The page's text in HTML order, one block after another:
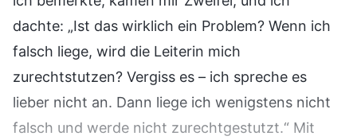
dachte: „Ist das wirklich ein Problem? Wenn ich
falsch liege, wird die Leiterin mich
zurechtstutzen? Vergiss es – ich spreche es
lieber nicht an. Dann liege ich wenigstens nicht
falsch und werde nicht zurechtgestutzt.“ Mit